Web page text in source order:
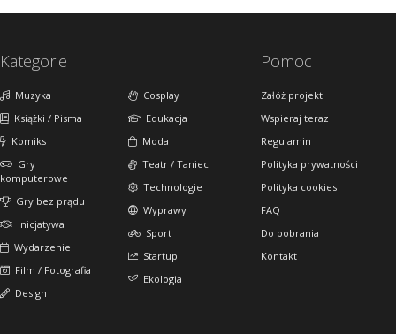
Kategorie
Muzyka
Książki / Pisma
Komiks
Gry
komputerowe
Gry bez prądu
Inicjatywa
Wydarzenie
Film / Fotografia
Design
Cosplay
Edukacja
Moda
Teatr / Taniec
Technologie
Wyprawy
Sport
Startup
Ekologia
Pomoc
Załóż projekt
Wspieraj teraz
Regulamin
Polityka prywatności
Polityka cookies
FAQ
Do pobrania
Kontakt